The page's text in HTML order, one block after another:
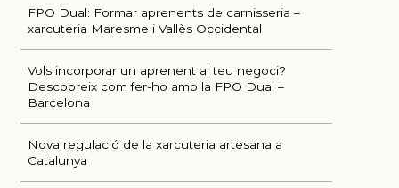
FPO Dual: Formar aprenents de carnisseria –
xarcuteria Maresme i Vallès Occidental
Vols incorporar un aprenent al teu negoci?
Descobreix com fer-ho amb la FPO Dual –
Barcelona
Nova regulació de la xarcuteria artesana a
Catalunya